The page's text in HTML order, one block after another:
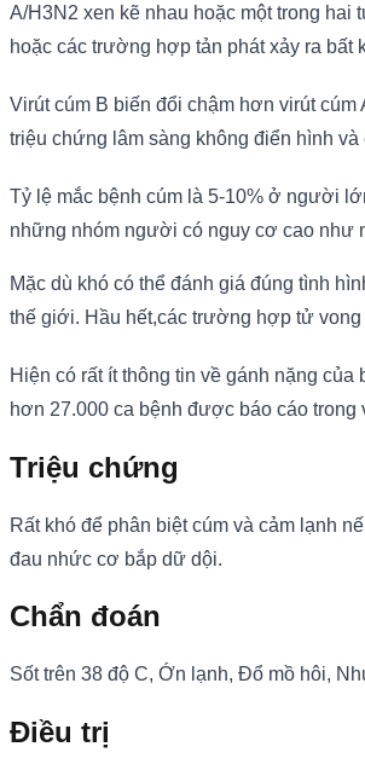
A/H3N2 xen kẽ nhau hoặc một trong
hoặc các trường hợp tản phát xảy ra bất
Virút cúm B biến đổi chậm hơn virút
triệu chứng lâm sàng không điển hình
Tỷ lệ mắc bệnh cúm là 5-10% ở người
những nhóm người có nguy cơ cao như
Mặc dù khó có thể đánh giá đúng tình
thế giới. Hầu hết,các trường hợp tử
Hiện có rất ít thông tin về gánh nặng
hơn 27.000 ca bệnh được báo cáo
Triệu chứng
Rất khó để phân biệt cúm và cảm lạnh
đau nhức cơ bắp dữ dội.
Chẩn đoán
Sốt trên 38 độ C, Ớn lạnh, Đổ mồ hôi,
Điều trị